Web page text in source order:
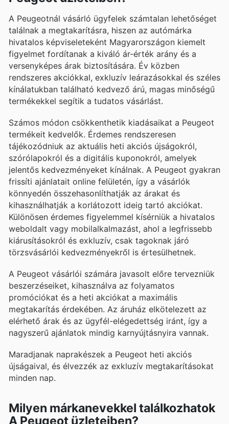
A Peugeotnál vásárló ügyfelek számtalan lehetőséget
találnak a megtakarításra, hiszen az autómárka
hivatalos képviseleteként Magyarországon kiemelt
figyelmet fordítanak a kiváló ár-érték arány és a
versenyképes árak biztosítására. Év közben
rendszeres akciókkal, exkluzív leárazásokkal és széles
kínálatukban található kedvező árú, magas minőségű
termékekkel segítik a tudatos vásárlást.
Számos módon csökkenthetik kiadásaikat a Peugeot
termékeit kedvelők. Érdemes rendszeresen
tájékozódniuk az aktuális heti akciós újságokról,
szórólapokról és a digitális kuponokról, amelyek
jelentős kedvezményeket kínálnak. A Peugeot gyakran
frissíti ajánlatait online felületén, így a vásárlók
könnyedén összehasonlíthatják az árakat és
kihasználhatják a korlátozott ideig tartó akciókat.
Különösen érdemes figyelemmel kísérniük a hivatalos
weboldalt vagy mobilalkalmazást, ahol a legfrissebb
kiárusításokról és exkluzív, csak tagoknak járó
törzsvásárlói kedvezményekről is értesülhetnek.
A Peugeot vásárlói számára javasolt előre tervezniük
beszerzéseiket, kihasználva az folyamatos
promóciókat és a heti akciókat a maximális
megtakarítás érdekében. Az áruház elkötelezett az
elérhető árak és az ügyfél-elégedettség iránt, így a
nagyszerű ajánlatok mindig karnyújtásnyira vannak.
Maradjanak naprakészek a Peugeot heti akciós
újságaival, és élvezzék az exkluzív megtakarításokat
minden nap.
Milyen márkanevekkel találkozhatok
A Peugeot üzleteiben?